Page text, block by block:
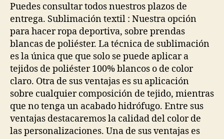
Puedes consultar todos nuestros plazos de
entrega. Sublimación textil : Nuestra opción
para hacer ropa deportiva, sobre prendas
blancas de poliéster. La técnica de sublimación
es la única que que solo se puede aplicar a
tejidos de poliéster 100% blancos o de color
claro. Otra de sus ventajas es su aplicación
sobre cualquier composición de tejido, mientras
que no tenga un acabado hidrófugo. Entre sus
ventajas destacaremos la calidad del color de
las personalizaciones. Una de sus ventajas es